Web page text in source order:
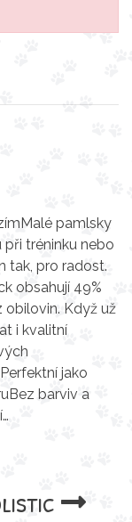
pamlsky
tréninku nebo
tak, pro radost.
obsahují 49%
Když už
i kvalitní
jako
barviv a